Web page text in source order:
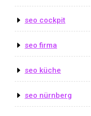
seo cockpit
seo firma
seo küche
seo nürnberg